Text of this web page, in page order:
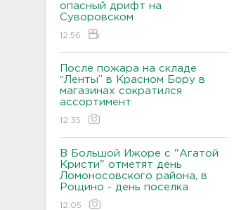
опасный дрифт на
Суворовском
12:56
После пожара на складе
“Ленты” в Красном Бору в
магазинах сократился
ассортимент
12:35
В Большой Ижоре с "Агатой
Кристи" отметят день
Ломоносовского района, в
Рощино - день поселка
12:05